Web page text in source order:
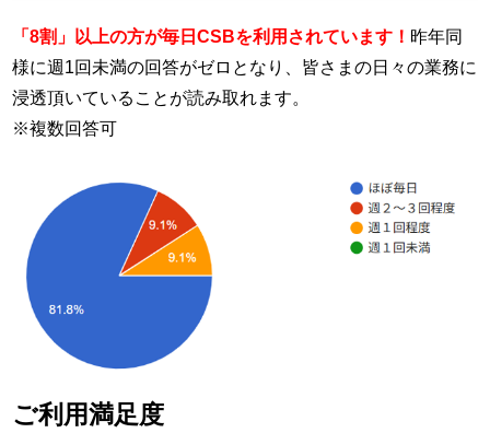
「8割」以上の方が毎日CSBを利用されています！ 昨年同
様に週1回未満の回答がゼロとなり、皆さまの日々の業務に
浸透頂いていることが読み取れます。
※複数回答可
ご利用満足度